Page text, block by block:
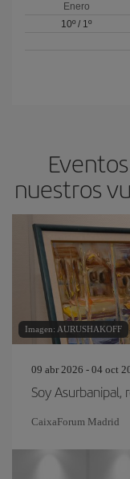
Enero
10º / 1º
nuestros
Imagen: AURUSHAKOFF
09 abr 2026 - 04 oct
Soy
CaixaForum Madrid